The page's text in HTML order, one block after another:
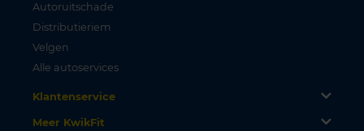
Autoruitschade
Distributieriem
Velgen
Alle autoservices
Klantenservice
Meer KwikFit